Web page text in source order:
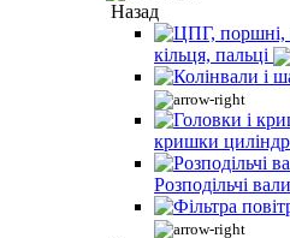
Назад
кільця, пальці
кришки
Розподільчі